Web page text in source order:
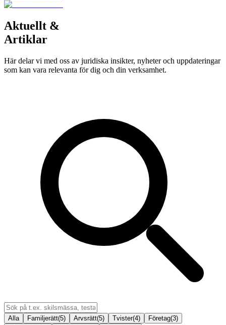
Aktuellt &
Artiklar
Här delar vi med oss av juridiska insikter, nyheter och uppdateringar
som kan vara relevanta för dig och din verksamhet.
Alla Familjerätt(5) Arvsrätt(5) Tvister(4) Företag(3)